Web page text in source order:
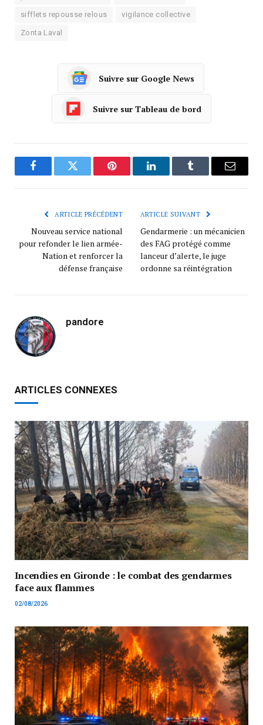
sifflets repousse relous vigilance collective
Zonta Laval
Suivre sur Google News
Suivre sur Tableau de bord
FacebookTwitter Pinterest LinkedInTumblr
ARTICLE PRÉCÉDENT
Nouveau service national
pour refonder le lien armée-
Nation et renforcer la
défense française
ARTICLE SUIVANT
Gendarmerie : un mécanicien
des FAG protégé comme
lanceur d’alerte, le juge
ordonne sa réintégration
pandore
ARTICLES CONNEXES
Incendies en Gironde : le combat des gendarmes
face aux flammes
02/08/2026